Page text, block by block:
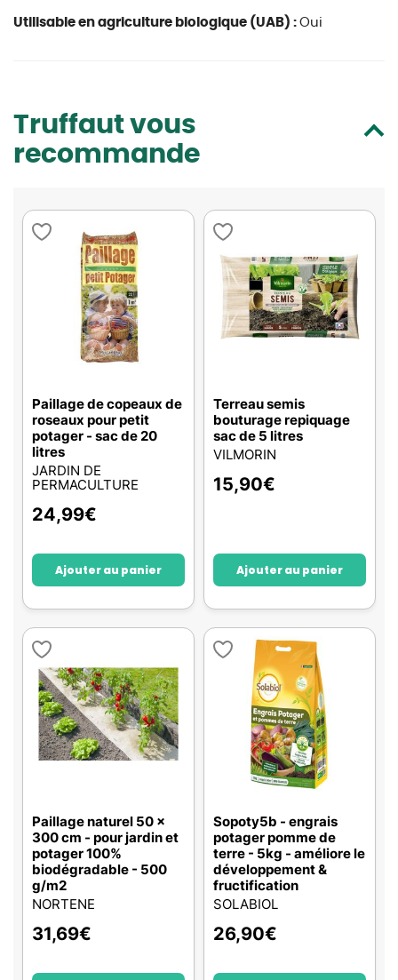
Utilisable en agriculture biologique (UAB) : Oui
Truffaut vous
recommande
Paillage de copeaux de
roseaux pour petit
potager - sac de 20
litres
JARDIN DE
PERMACULTURE
24,99€
Ajouter au panier
Terreau semis
bouturage repiquage
sac de 5 litres
VILMORIN
15,90€
Ajouter au panier
Paillage naturel 50 x
300 cm - pour jardin et
potager 100%
biodégradable - 500
g/m2
NORTENE
31,69€
Sopoty5b - engrais
potager pomme de
terre - 5kg - améliore le
développement &
fructification
SOLABIOL
26,90€